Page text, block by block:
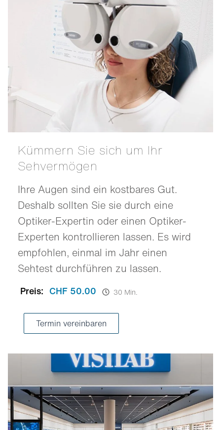
Kümmern Sie sich um Ihr
Sehvermögen
Ihre Augen sind ein kostbares Gut.
Deshalb sollten Sie sie durch eine
Optiker-Expertin oder einen Optiker-
Experten kontrollieren lassen. Es wird
empfohlen, einmal im Jahr einen
Sehtest durchführen zu lassen.
Preis: CHF 50.00 30 Min.
Termin vereinbaren